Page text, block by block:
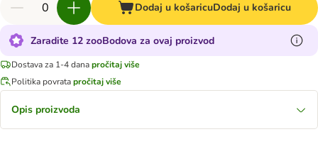
Dodaj u košaricuDodaj u košaricu
Zaradite 12 zooBodova za ovaj proizvod
Dostava za 1-4 danapročitaj više
Politika povratapročitaj više
Opis proizvoda